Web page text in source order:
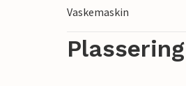
Vaskemaskin
Plassering